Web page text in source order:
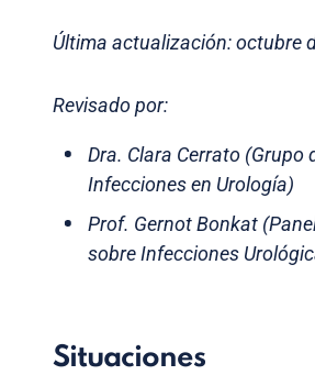
Última actualización: octubre
Revisado por:
Dra. Clara Cerrato (Grupo
Infecciones en Urología)
Prof. Gernot Bonkat
sobre Infecciones
Situaciones